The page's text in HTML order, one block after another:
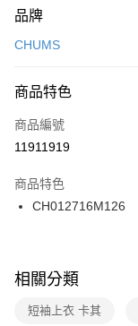
台灣樂天信用卡公司
【關於「AFTEE先享後
便利好安心！
３．安心：先確認商品
【「AFTEE先享後付」
１．於結帳方式選擇「
２．訂單成立數日內，
３．收到繳費通知簡訊
ATM／網路銀行／等多
※ 交易是否成功請以「
是否繳費成功／繳費後
客戶支援中心」https://
運送方式
每筆NT$100，滿
宅配
每筆NT$100，滿
付款後門市自取
每筆NT$100，滿
品牌
CHUMS
商品特色
商品編號
11911919
商品特色
CH012716M126
相關分類
短袖上衣 卡其